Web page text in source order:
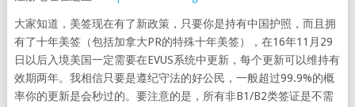
大家知道，美签现在有了新政策，只要你是持有中国护照，而且拥
有了十年美签（包括加拿大PR的特殊十年美签），在16年11月29
日以后入境美国一定需要在EVUS系统中更新，每个更新可以维持有
效期两年。我相信只要是遵纪守法的好公民，一般超过99.9%的概
率你的更新是会秒过的。要注意的是，所有非B1/B2类签证是不需